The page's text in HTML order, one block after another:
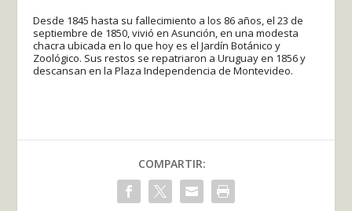
Desde 1845 hasta su fallecimiento a los 86 años, el 23 de
septiembre de 1850, vivió en Asunción, en una modesta
chacra ubicada en lo que hoy es el Jardín Botánico y
Zoológico. Sus restos se repatriaron a Uruguay en 1856 y
descansan en la Plaza Independencia de Montevideo.
COMPARTIR: